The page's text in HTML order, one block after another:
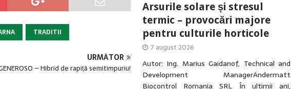
TRADITII
URMĂTOR
– Hibrid de rapiță semitimpuriu!
Arsurile solare și stresul
termic – provocări majore
pentru culturile horticole
7 august 2026
Autor: Ing. Marius Gaidanof, Technical and
Development ManagerAndermatt
Biocontrol Romania SRL În ultimii ani,